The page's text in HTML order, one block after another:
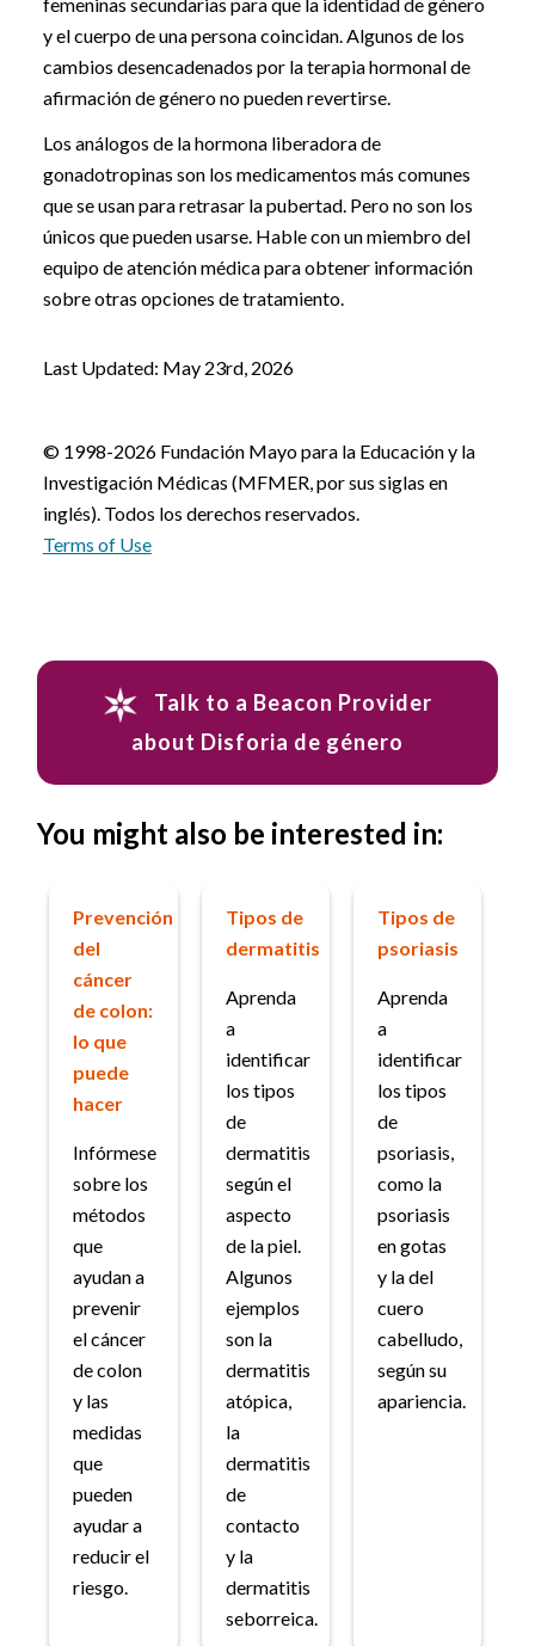
y el cuerpo de una persona coincidan. Algunos de los
cambios desencadenados por la terapia hormonal de
afirmación de género no pueden revertirse.
Los análogos de la hormona liberadora de
gonadotropinas son los medicamentos más comunes
que se usan para retrasar la pubertad. Pero no son los
únicos que pueden usarse. Hable con un miembro del
equipo de atención médica para obtener información
sobre otras opciones de tratamiento.
Last Updated: May 23rd, 2026
© 1998-2026 Fundación Mayo para la Educación y la
Investigación Médicas (MFMER, por sus siglas en
inglés). Todos los derechos reservados.
Terms of Use
Talk to a Beacon Provider
about Disforia de género
You might also be interested in:
Prevención
del
cáncer
de colon:
lo que
puede
hacer
Infórmese
sobre los
métodos
que
ayudan a
prevenir
el cáncer
de colon
y las
medidas
que
pueden
ayudar a
reducir el
riesgo.
Tipos de
dermatitis
Aprenda
a
identificar
los tipos
de
dermatitis
según el
aspecto
de la piel.
Algunos
ejemplos
son la
dermatitis
atópica,
la
dermatitis
de
contacto
y la
dermatitis
seborreica.
Tipos de
psoriasis
Aprenda
a
identificar
los tipos
de
psoriasis,
como la
psoriasis
en gotas
y la del
cuero
cabelludo,
según su
apariencia.